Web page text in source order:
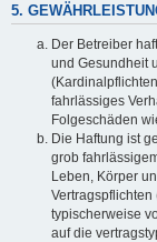
5.
Der Betreiber
und Gesundheit
fahrlässiges
Folgeschäden
Die Haftung ist
grob
Leben, Körper
typischerweise
auf die